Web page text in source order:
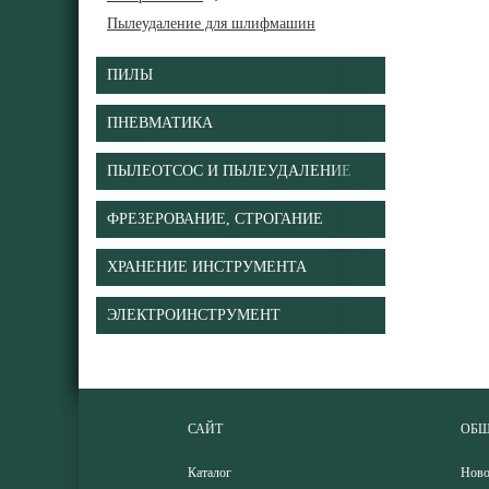
Пылеудаление для шлифмашин
ПИЛЫ
ПНЕВМАТИКА
ПЫЛЕОТСОС И ПЫЛЕУДАЛЕНИЕ
ФРЕЗЕРОВАНИЕ, СТРОГАНИЕ
ХРАНЕНИЕ ИНСТРУМЕНТА
ЭЛЕКТРОИНСТРУМЕНТ
САЙТ
Каталог